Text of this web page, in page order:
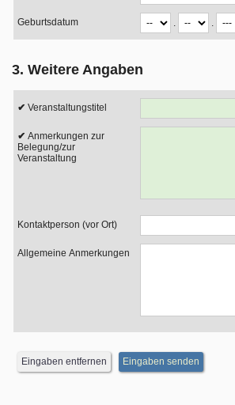
Geburtsdatum . .
3. Weitere Angaben
Veranstaltungstitel
Belegung/zur
Veranstaltung
Kontaktperson (vor Ort)
Allgemeine Anmerkungen